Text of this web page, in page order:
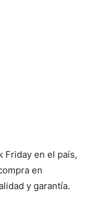
Friday en el país,
en
y garantía.